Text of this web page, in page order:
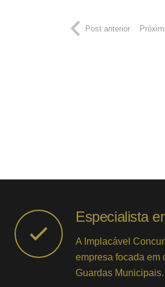
Post anterior
Especialista
A Implacável
empresa focada em
Guardas Municipais.